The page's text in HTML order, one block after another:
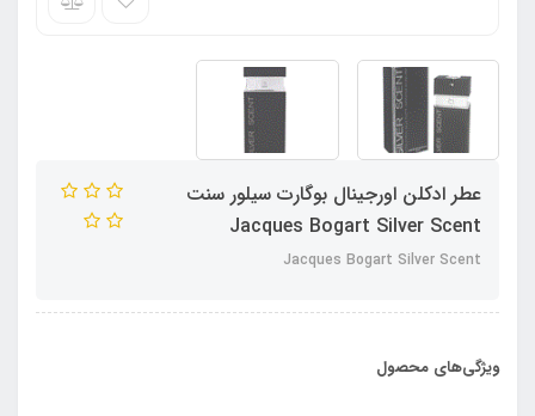
عطر ادکلن اورجینال بوگارت سیلور سنت
Jacques Bogart Silver Scent
Jacques Bogart Silver Scent
ویژگی‌های محصول